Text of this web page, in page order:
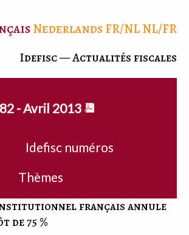
NederlandsFR/NLNL/FR
Idefisc — Actualités fiscales
- Avril 2013
Idefisc numéros
Thèmes
français annule
de 75 %